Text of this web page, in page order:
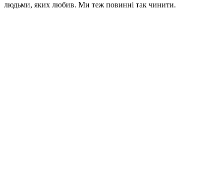
людьми, яких любив. Ми теж повинні так чинити.